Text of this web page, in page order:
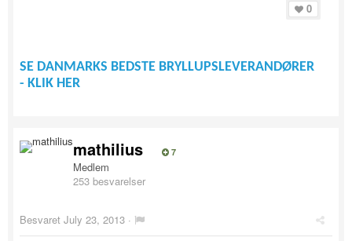
0
SE DANMARKS BEDSTE BRYLLUPSLEVERANDØRER
- KLIK HER
mathilius 7
Medlem
253 besvarelser
Besvaret July 23, 2013 ·